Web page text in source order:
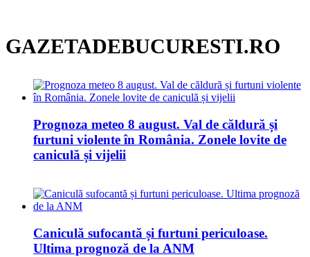
GAZETADEBUCURESTI.RO
Prognoza meteo 8 august. Val de căldură și
furtuni violente în România. Zonele lovite de
caniculă și vijelii
Caniculă sufocantă și furtuni periculoase.
Ultima prognoză de la ANM